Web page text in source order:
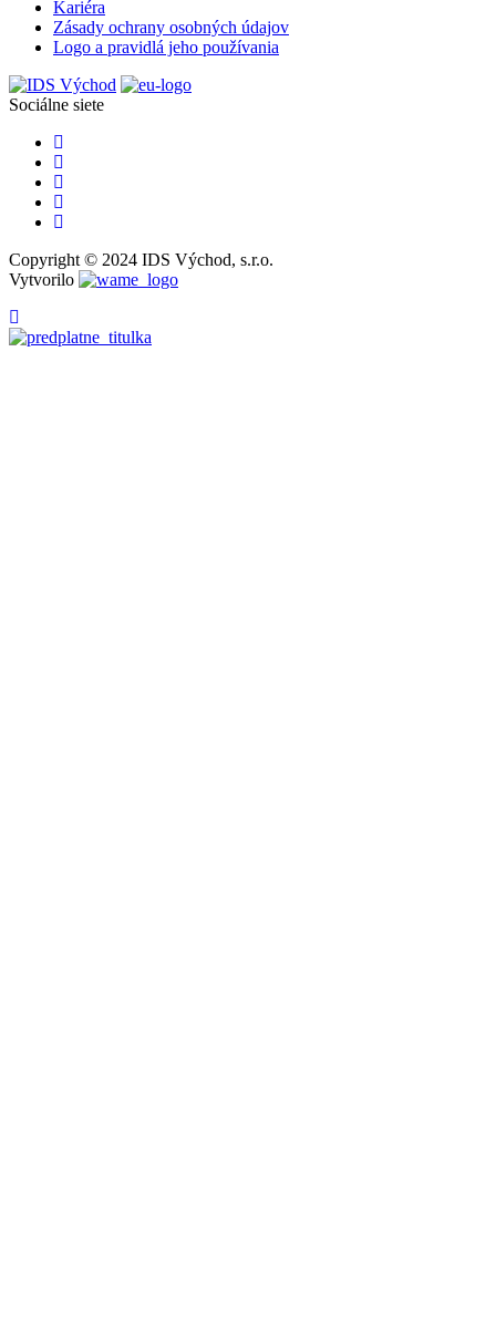
Kariéra
Zásady ochrany osobných údajov
Logo a pravidlá jeho používania
Sociálne siete
Copyright © 2024 IDS Východ, s.r.o.
Vytvorilo